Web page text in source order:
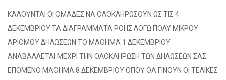
ΚΑΛΟΥΝΤΑΙ ΟΙ ΟΜΑΔΕΣ ΝΑ ΟΛΟΚΛΗΡΩΣΟΥΝ ΩΣ ΤΙΣ 4
ΔΕΚΕΜΒΡΙΟΥ ΤΑ ΔΙΑΓΡΑΜΜΑΤΑ ΡΟΗΣ ΛΟΓΩ ΠΟΛΥ ΜΙΚΡΟΥ
ΑΡΙΘΜΟΥ ΔΗΛΩΣΕΩΝ ΤΟ ΜΑΘΗΜΑ 1 ΔΕΚΕΜΒΡΙΟΥ
ΑΝΑΒΑΛΛΕΤΑΙ ΜΕΧΡΙ ΤΗΝ ΟΛΟΚΛΗΡΩΣΗ ΤΩΝ ΔΗΛΩΣΕΩΝ ΣΑΣ
ΕΠΟΜΕΝΟ ΜΑΘΗΜΑ 8 ΔΕΚΕΜΒΡΙΟΥ ΟΠΟΥ ΘΑ ΓΙΝΟΥΝ ΟΙ ΤΕΛΙΚΕΣ